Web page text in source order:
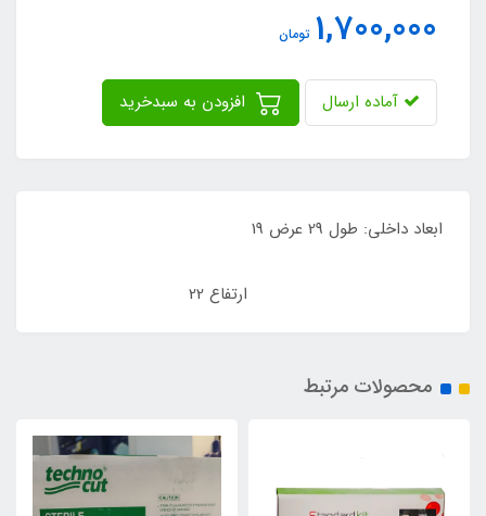
1,700,000 تومان
آماده ارسال
ارتفاع 22
محصولات مرتبط